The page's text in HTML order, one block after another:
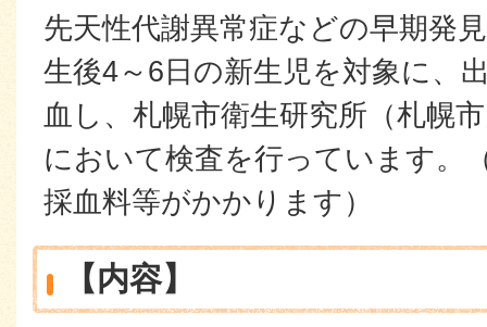
先天性代謝異常症などの早期発
生後4～6日の新生児を対象に、
血し、札幌市衛生研究所（札幌
において検査を行っています。
採血料等がかかります）
【内容】